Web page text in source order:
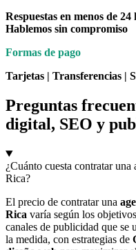
Respuestas en menos de
Hablemos sin compromiso
Formas de pago
Tarjetas | Transferencias |
Preguntas
digital, SEO y
¿Cuánto cuesta contratar
Rica?
El precio de contratar una
Rica varía según los
canales de publicidad que se
la medida, con estrategias de